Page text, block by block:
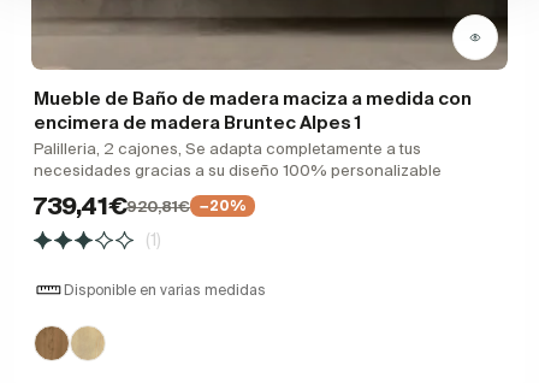
Mueble de Baño de madera maciza a medida con
encimera de madera Bruntec Alpes 1
Palilleria, 2 cajones, Se adapta completamente a tus
necesidades gracias a su diseño 100% personalizable
739,41€920,81€ −20%
(1)
Disponible en varias medidas